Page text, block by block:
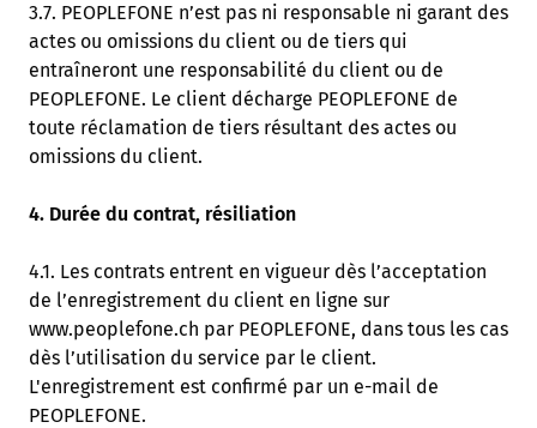
3.7. PEOPLEFONE n’est pas ni responsable ni garant des
actes ou omissions du client ou de tiers qui
entraîneront une responsabilité du client ou de
PEOPLEFONE. Le client décharge PEOPLEFONE de
toute réclamation de tiers résultant des actes ou
omissions du client.
4. Durée du contrat, résiliation
4.1. Les contrats entrent en vigueur dès l’acceptation
de l’enregistrement du client en ligne sur
www.peoplefone.ch par PEOPLEFONE, dans tous les cas
dès l’utilisation du service par le client.
L'enregistrement est confirmé par un e-mail de
PEOPLEFONE.